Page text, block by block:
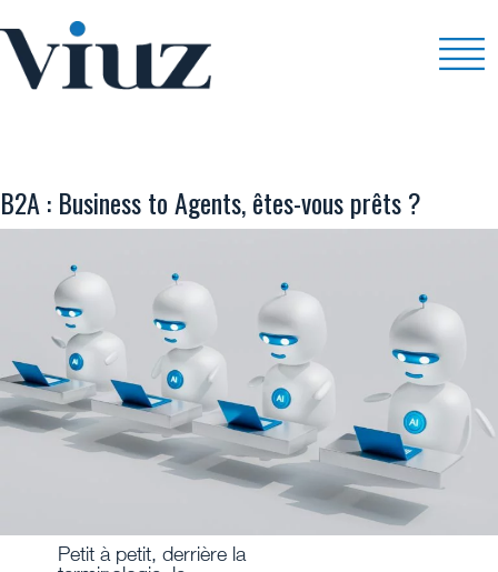
B2A : Business to Agents, êtes-vous prêts ?
Petit à petit, derrière la